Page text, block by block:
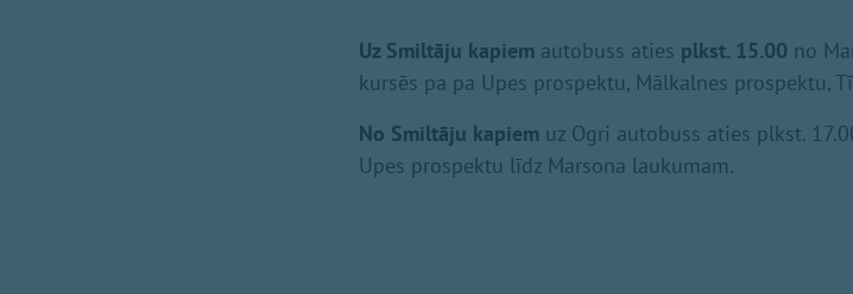
Uz Smiltāju kapiem autobuss aties plkst. 15.00 no
kursēs pa pa Upes prospektu, Mālkalnes prospektu,
No Smiltāju kapiem uz Ogri autobuss aties plkst.
Upes prospektu līdz Marsona laukumam.